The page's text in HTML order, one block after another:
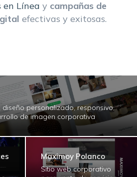
en Línea y campañas de
efectivas y exitosas.
personalizado, responsivo,
de imagen corporativa
Maximoy Polanco
Sitio web corporativo